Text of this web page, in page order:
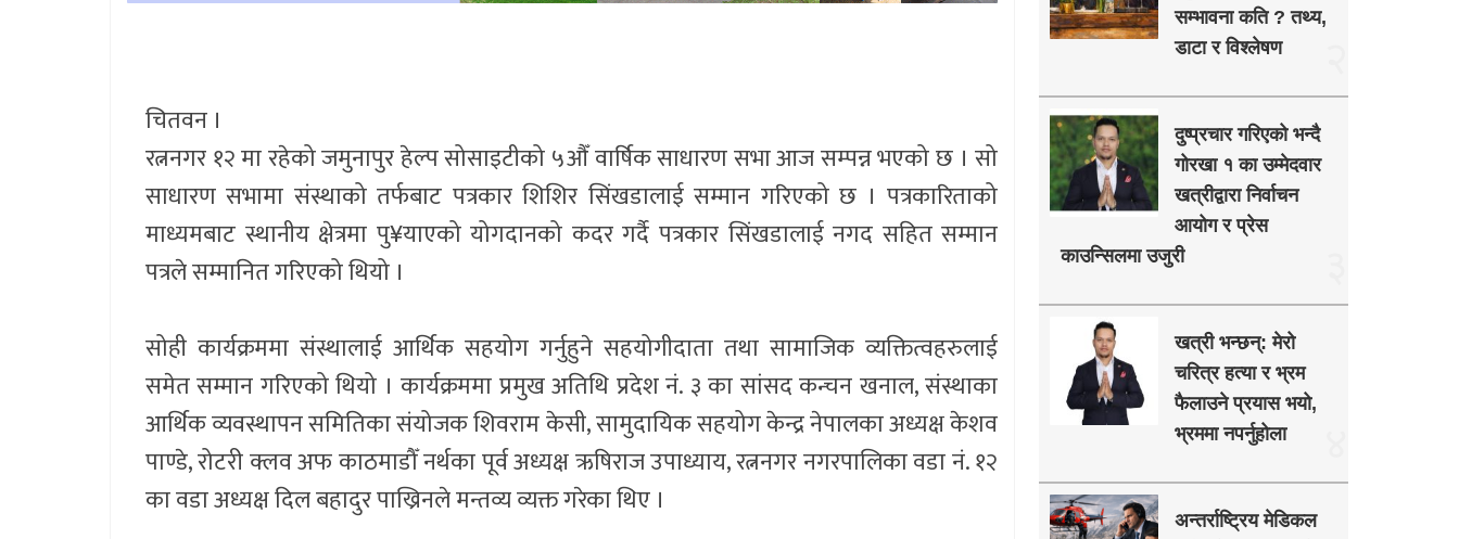
चितवन ।
रत्ननगर १२ मा रहेको जमुनापुर हेल्प सोसाइटीको ५औँ वार्षिक साधारण सभा आज सम्पन्न भएको छ । सो
साधारण सभामा संस्थाको तर्फबाट पत्रकार शिशिर सिंखडालाई सम्मान गरिएको छ । पत्रकारिताको
माध्यमबाट स्थानीय क्षेत्रमा पु¥याएको योगदानको कदर गर्दै पत्रकार सिंखडालाई नगद सहित सम्मान
पत्रले सम्मानित गरिएको थियो ।
सोही कार्यक्रममा संस्थालाई आर्थिक सहयोग गर्नुहुने सहयोगीदाता तथा सामाजिक व्यक्तित्वहरुलाई
समेत सम्मान गरिएको थियो । कार्यक्रममा प्रमुख अतिथि प्रदेश नं. ३ का सांसद कन्चन खनाल, संस्थाका
आर्थिक व्यवस्थापन समितिका संयोजक शिवराम केसी, सामुदायिक सहयोग केन्द्र नेपालका अध्यक्ष केशव
पाण्डे, रोटरी क्लव अफ काठमाडौँ नर्थका पूर्व अध्यक्ष ऋषिराज उपाध्याय, रत्ननगर नगरपालिका वडा नं. १२
का वडा अध्यक्ष दिल बहादुर पाख्रिनले मन्तव्य व्यक्त गरेका थिए ।
सम्भावना कति ? तथ्य,
डाटा र विश्लेषण
दुष्प्रचार गरिएको भन्दै
गोरखा १ का उम्मेदवार
खत्रीद्वारा निर्वाचन
आयोग र प्रेस
काउन्सिलमा उजुरी
खत्री भन्छन्: मेरो
चरित्र हत्या र भ्रम
फैलाउने प्रयास भयो,
भ्रममा नपर्नुहोला
अन्तर्राष्ट्रिय मेडिकल